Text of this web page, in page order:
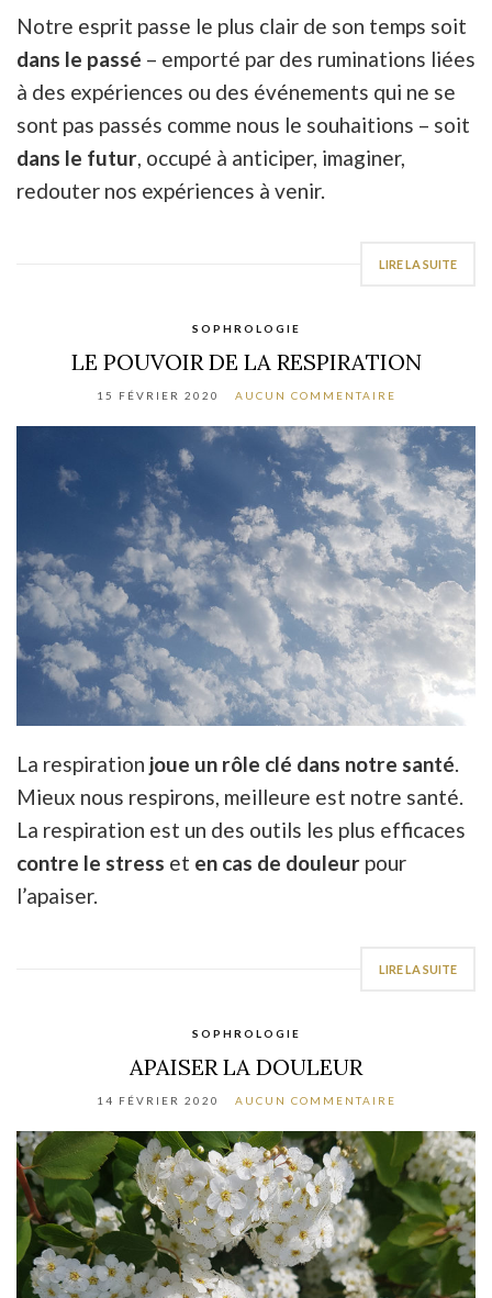
Notre esprit passe le plus clair de son temps soit
dans le passé – emporté par des ruminations liées
à des expériences ou des événements qui ne se
sont pas passés comme nous le souhaitions – soit
dans le futur, occupé à anticiper, imaginer,
redouter nos expériences à venir.
LIRE LA SUITE
SOPHROLOGIE
LE POUVOIR DE LA RESPIRATION
15 FÉVRIER 2020 AUCUN COMMENTAIRE
La respiration joue un rôle clé dans notre santé.
Mieux nous respirons, meilleure est notre santé.
La respiration est un des outils les plus efficaces
contre le stress et en cas de douleur pour
l’apaiser.
LIRE LA SUITE
SOPHROLOGIE
APAISER LA DOULEUR
14 FÉVRIER 2020 AUCUN COMMENTAIRE